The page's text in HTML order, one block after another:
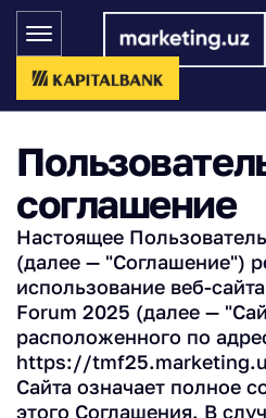
соглашение
Настоящее
(далее — "Соглашение")
использование веб-
Forum 2025 (далее —
расположенного по
https://
Сайта означает полное
этого Соглашения. В